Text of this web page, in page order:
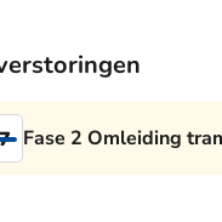
Fase 2 Omleiding